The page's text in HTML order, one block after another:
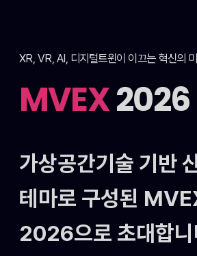
XR, VR, AI, 디지털트윈이 이끄는 혁신의
MVEX2026
가상공간기술 기반
테마로 구성된
2026으로 초대합니